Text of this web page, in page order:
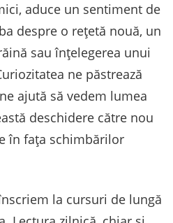
aduce un sentiment de
despre o rețetă nouă, un
sau înțelegerea unui
ne păstrează
ajută să vedem lumea
deschidere către nou
în fața schimbărilor
la cursuri de lungă